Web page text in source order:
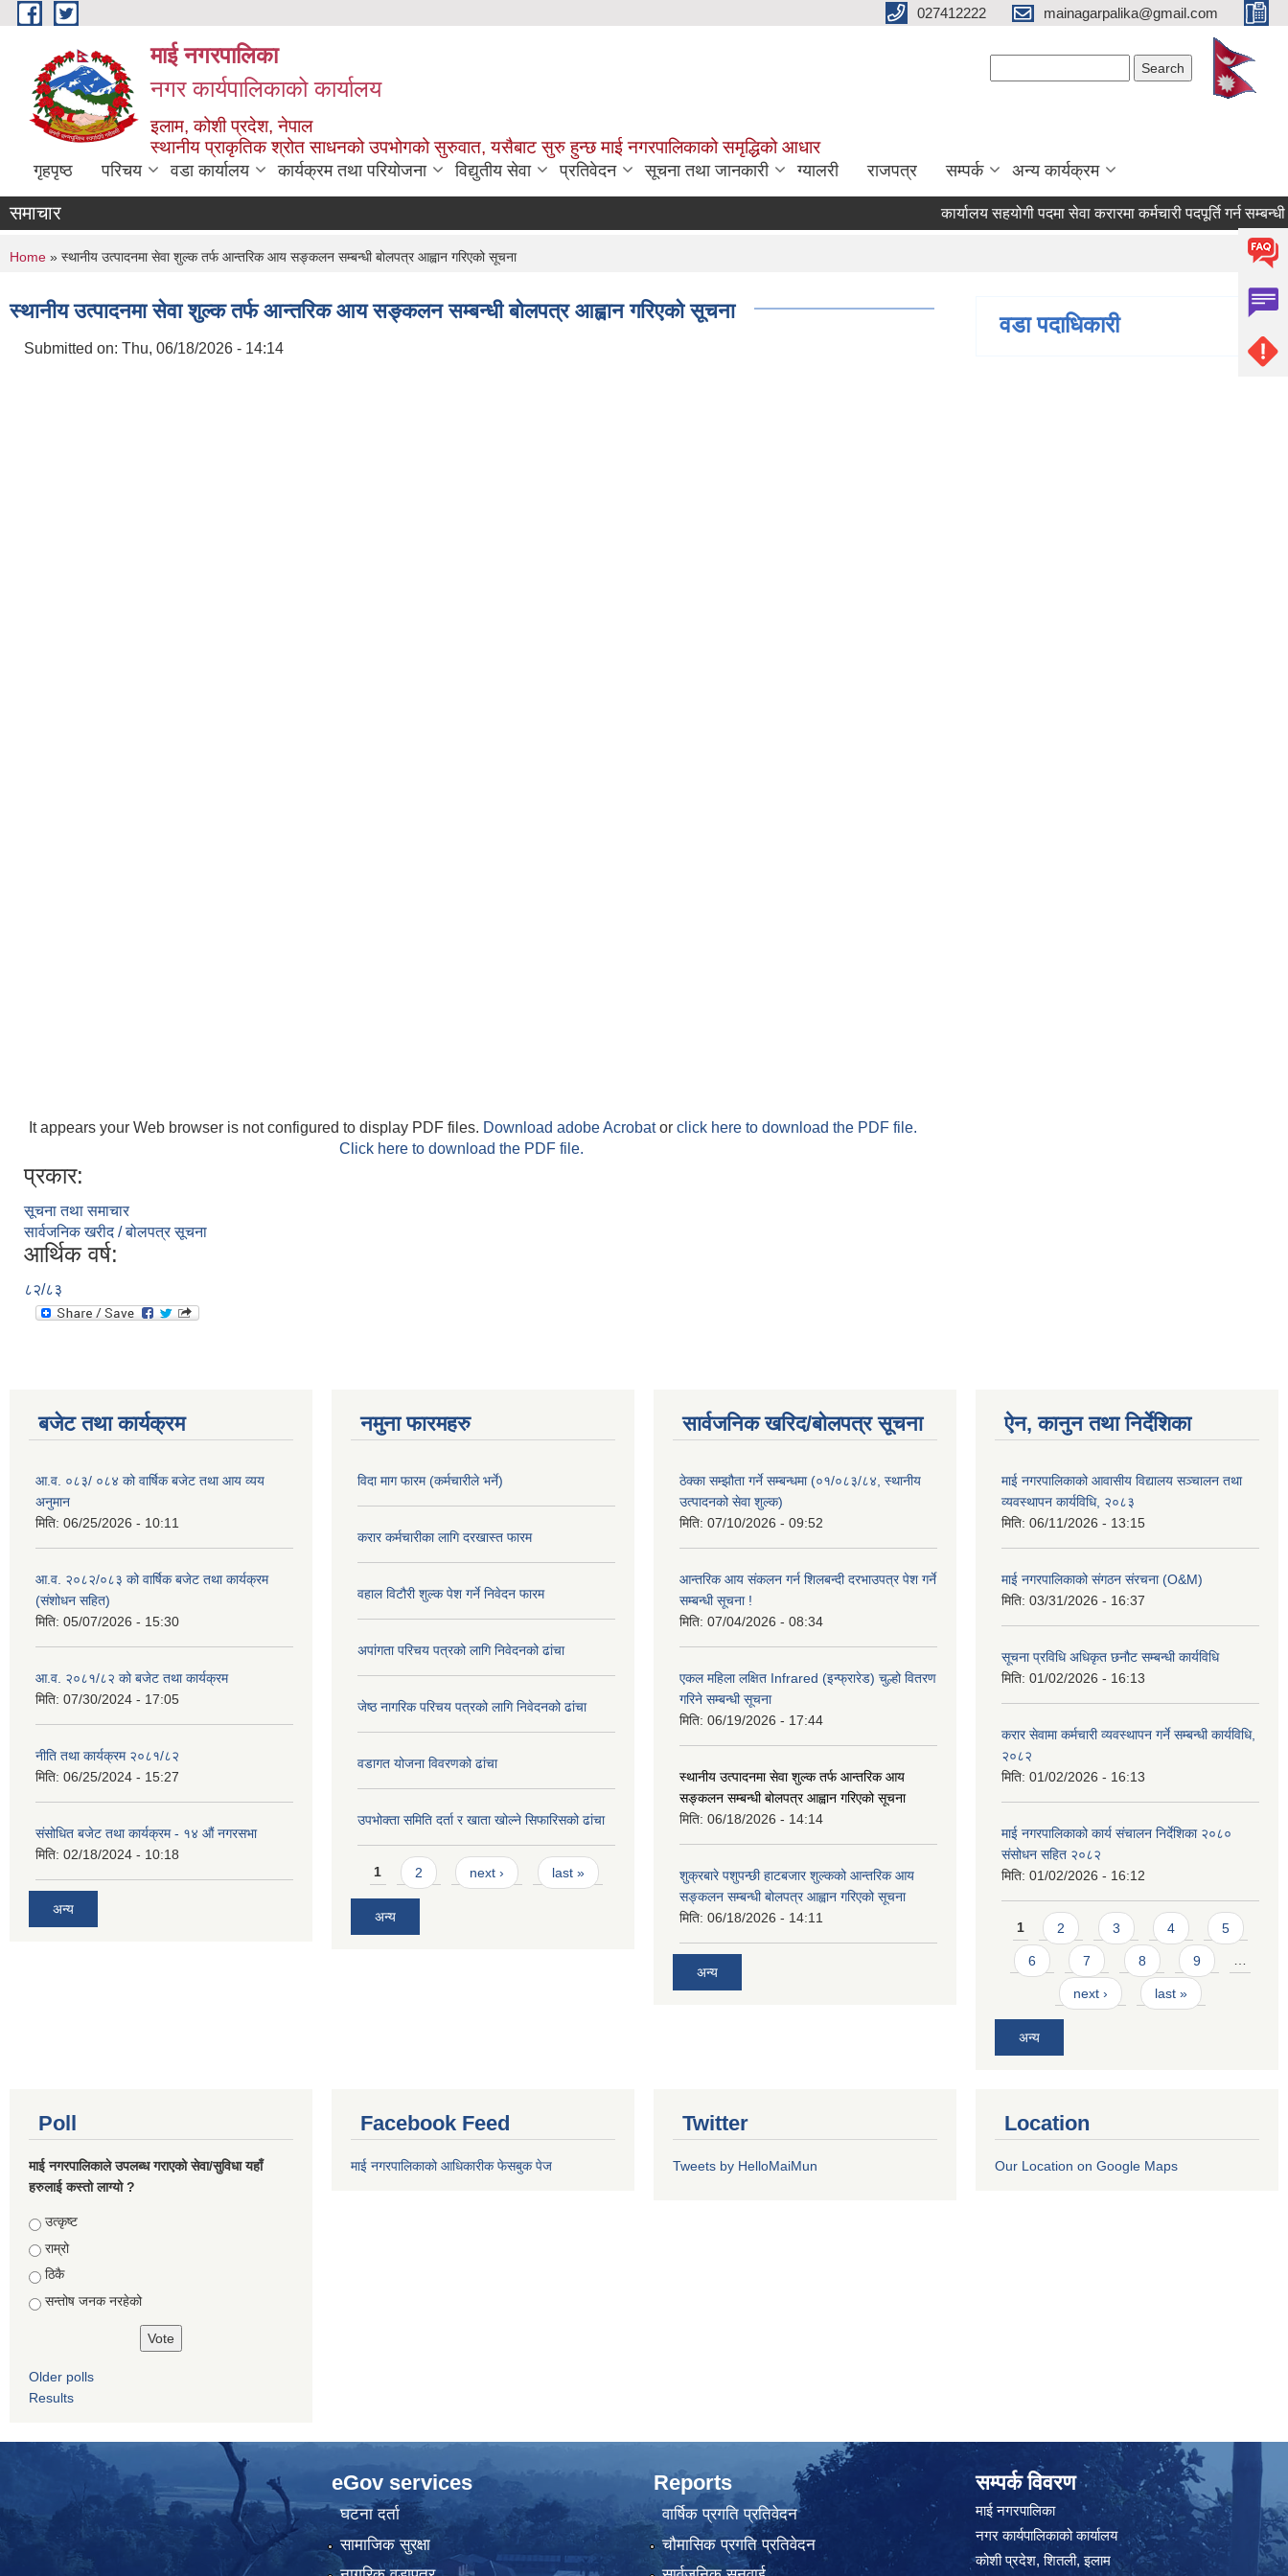
Skip to main content 027412222 mainagarpalika@gmail.com
माई नगरपालिका
नगर कार्यपालिकाको कार्यालय
इलाम, कोशी प्रदेश, नेपाल
स्थानीय प्राकृतिक श्रोत साधनको उपभोगको सुरुवात, यसैबाट सुरु हुन्छ माई नगरपालिकाको समृद्धिको आधार
गृहपृष्ठ परिचय वडा कार्यालय कार्यक्रम तथा परियोजना विद्युतीय सेवा प्रतिवेदन सूचना तथा जानकारी ग्यालरी राजपत्र सम्पर्क अन्य कार्यक्रम
समाचार कार्यालय सहयोगी पदमा सेवा करारमा कर्मचारी पदपूर्ति गर्न सम्बन्धी
You are here
Home » स्थानीय उत्पादनमा सेवा शुल्क तर्फ आन्तरिक आय सङ्कलन सम्बन्धी बोलपत्र आह्वान गरिएको सूचना
स्थानीय उत्पादनमा सेवा शुल्क तर्फ आन्तरिक आय सङ्कलन सम्बन्धी बोलपत्र आह्वान गरिएको सूचना
Submitted on: Thu, 06/18/2026 - 14:14
It appears your Web browser is not configured to display PDF files. Download adobe Acrobator click here to download the PDF file.
Click here to download the PDF file.
प्रकार:
सूचना तथा समाचार
सार्वजनिक खरीद / बोलपत्र सूचना
आर्थिक वर्ष:
८२/८३
वडा पदाधिकारी
बजेट तथा कार्यक्रम
आ.व. ०८३/ ०८४ को वार्षिक बजेट तथा आय व्यय
अनुमान
मिति: 06/25/2026 - 10:11
आ.व. २०८२/०८३ को वार्षिक बजेट तथा कार्यक्रम
(संशोधन सहित)
मिति: 05/07/2026 - 15:30
आ.व. २०८१/८२ को बजेट तथा कार्यक्रम
मिति: 07/30/2024 - 17:05
नीति तथा कार्यक्रम २०८१/८२
मिति: 06/25/2024 - 15:27
संसोधित बजेट तथा कार्यक्रम - १४ औं नगरसभा
मिति: 02/18/2024 - 10:18
अन्य
नमुना फारमहरु
विदा माग फारम (कर्मचारीले भर्ने)
करार कर्मचारीका लागि दरखास्त फारम
वहाल विटौरी शुल्क पेश गर्ने निवेदन फारम
अपांगता परिचय पत्रको लागि निवेदनको ढांचा
जेष्ठ नागरिक परिचय पत्रको लागि निवेदनको ढांचा
वडागत योजना विवरणको ढांचा
उपभोक्ता समिति दर्ता र खाता खोल्ने सिफारिसको ढांचा
Pages
1 2 next › last »
अन्य
सार्वजनिक खरिद/बोलपत्र सूचना
ठेक्का सम्झौता गर्ने सम्बन्धमा (०१/०८३/८४, स्थानीय
उत्पादनको सेवा शुल्क)
मिति: 07/10/2026 - 09:52
आन्तरिक आय संकलन गर्न शिलबन्दी दरभाउपत्र पेश गर्ने
सम्बन्धी सूचना !
मिति: 07/04/2026 - 08:34
एकल महिला लक्षित Infrared (इन्फ्रारेड) चुल्हो वितरण
गरिने सम्बन्धी सूचना
मिति: 06/19/2026 - 17:44
स्थानीय उत्पादनमा सेवा शुल्क तर्फ आन्तरिक आय
सङ्कलन सम्बन्धी बोलपत्र आह्वान गरिएको सूचना
मिति: 06/18/2026 - 14:14
शुक्रबारे पशुपन्छी हाटबजार शुल्कको आन्तरिक आय
सङ्कलन सम्बन्धी बोलपत्र आह्वान गरिएको सूचना
मिति: 06/18/2026 - 14:11
अन्य
ऐन, कानुन तथा निर्देशिका
माई नगरपालिकाको आवासीय विद्यालय सञ्चालन तथा
व्यवस्थापन कार्यविधि, २०८३
मिति: 06/11/2026 - 13:15
माई नगरपालिकाको संगठन संरचना (O&M)
मिति: 03/31/2026 - 16:37
सूचना प्रविधि अधिकृत छनौट सम्बन्धी कार्यविधि
मिति: 01/02/2026 - 16:13
करार सेवामा कर्मचारी व्यवस्थापन गर्ने सम्बन्धी कार्यविधि,
२०८२
मिति: 01/02/2026 - 16:13
माई नगरपालिकाको कार्य संचालन निर्देशिका २०८०
संसोधन सहित २०८२
मिति: 01/02/2026 - 16:12
Pages
1 2 3 4 5
6 7 8 9 …
next › last »
अन्य
Poll
माई नगरपालिकाले उपलब्ध गराएको सेवा/सुविधा यहाँ
हरुलाई कस्तो लाग्यो ?
Choices
उत्कृष्ट
राम्रो
ठिकै
सन्तोष जनक नरहेको
Older polls
Results
Facebook Feed
माई नगरपालिकाको आधिकारीक फेसबुक पेज
Twitter
Tweets by HelloMaiMun
Location
Our Location on Google Maps
eGov services
घटना दर्ता
सामाजिक सुरक्षा
Reports
वार्षिक प्रगति प्रतिवेदन
चौमासिक प्रगति प्रतिवेदन
सम्पर्क विवरण
माई नगरपालिका
नगर कार्यपालिकाको कार्यालय
कोशी प्रदेश, शितली, इलाम